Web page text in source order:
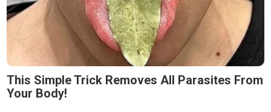
This Simple Trick Removes All Parasites From
Your Body!